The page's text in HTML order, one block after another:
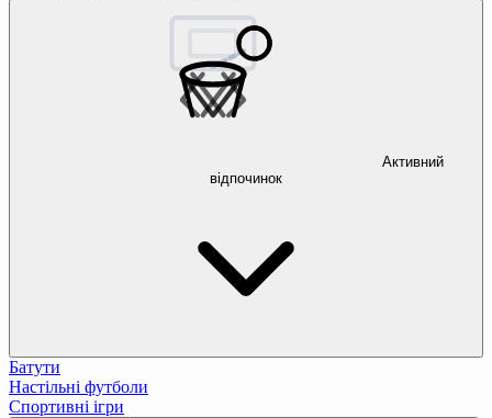
Активний
відпочинок
Батути
Настільні футболи
Спортивні ігри